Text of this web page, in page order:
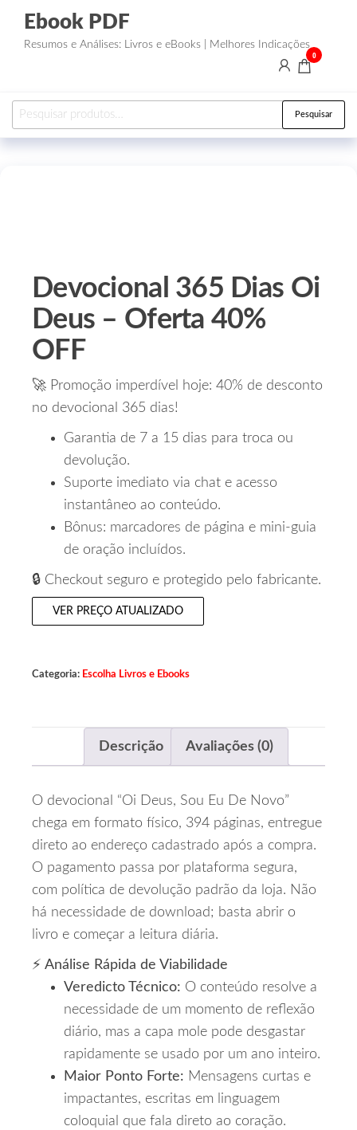
Ebook PDF
Resumos e Análises: Livros e eBooks | Melhores Indicações
0
Pesquisar
Devocional 365 Dias Oi
Deus – Oferta 40%
OFF
🚀 Promoção imperdível hoje: 40% de desconto
no devocional 365 dias!
Garantia de 7 a 15 dias para troca ou
devolução.
Suporte imediato via chat e acesso
instantâneo ao conteúdo.
Bônus: marcadores de página e mini‑guia
de oração incluídos.
🔒 Checkout seguro e protegido pelo fabricante.
VER PREÇO ATUALIZADO
Categoria: Escolha Livros e Ebooks
Descrição Avaliações (0)
O devocional “Oi Deus, Sou Eu De Novo”
chega em formato físico, 394 páginas, entregue
direto ao endereço cadastrado após a compra.
O pagamento passa por plataforma segura,
com política de devolução padrão da loja. Não
há necessidade de download; basta abrir o
livro e começar a leitura diária.
⚡ Análise Rápida de Viabilidade
Veredicto Técnico: O conteúdo resolve a
necessidade de um momento de reflexão
diário, mas a capa mole pode desgastar
rapidamente se usado por um ano inteiro.
Maior Ponto Forte: Mensagens curtas e
impactantes, escritas em linguagem
coloquial que fala direto ao coração.